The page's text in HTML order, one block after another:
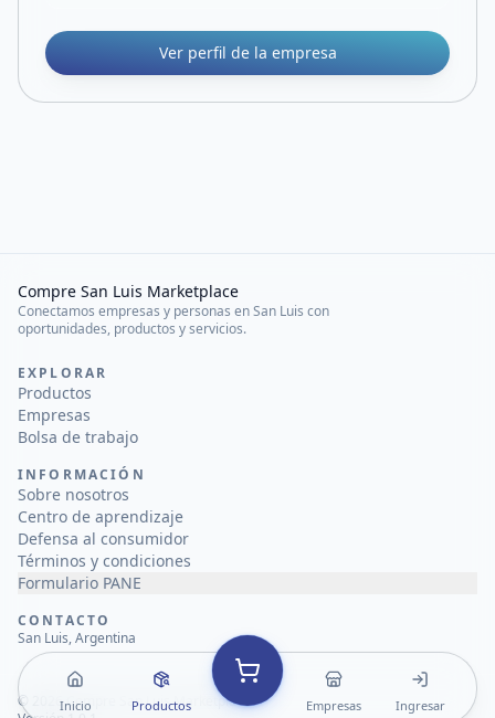
Ver perfil de la empresa
Inicio Productos Empresas Ingresar
Compre San Luis Marketplace
Conectamos empresas y personas en San Luis con
oportunidades, productos y servicios.
EXPLORAR
Productos
Empresas
Bolsa de trabajo
INFORMACIÓN
Sobre nosotros
Centro de aprendizaje
Defensa al consumidor
Términos y condiciones
Formulario PANE
CONTACTO
San Luis, Argentina
© 2026Compre San Luis Marketplace